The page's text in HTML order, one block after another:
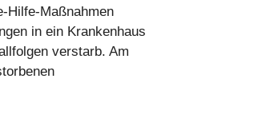
Hilfe-Maßnahmen
in ein Krankenhaus
verstarb. Am